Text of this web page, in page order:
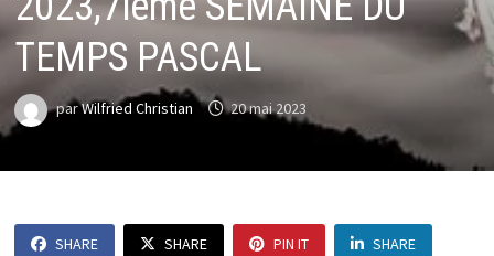
TEMPS PASCAL
parWilfried Christian 20 mai 2023
SHARE SHARE PIN IT SHARE